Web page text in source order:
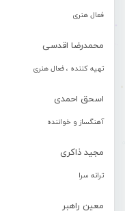
فعال هنری
محمدرضا اقدسی
تهیه کننده ، فعال هنری
اسحق احمدی
آهنگساز و خواننده
مجید ذاکری
ترانه سرا
معین راهبر